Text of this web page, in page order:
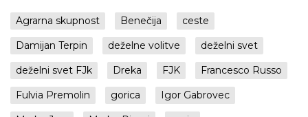
Agrarna skupnost Benečija
ceste
Damijan Terpin
deželne volitve
deželni svet
deželni svet FJk
Dreka FJK
Francesco Russo
Fulvia Premolin
gorica
Igor Gabrovec